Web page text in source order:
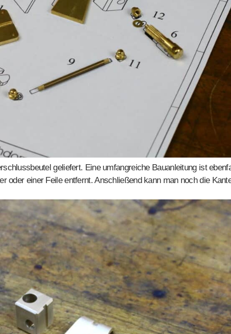
geliefert. Eine umfangreiche Bauanleitung ist
oder einer Feile entfernt. Anschließend kann man noch die